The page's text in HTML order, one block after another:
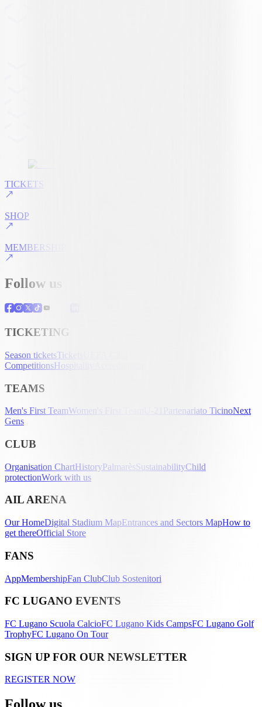
TICKETS
SHOP
MEMBERSHIP
Follow us
TICKETING
Season ticketsTickets
CompetitionsHospitality
TEAMS
Men's First TeamWomen's First Team Partenariato TicinoNext
Gens
CLUB
Organisation ChartHistoryPalmarèsSustainabilityChild
protectionWork with us
AIL ARENA
Our HomeDigital Stadium MapEntrances and Sectors MapHow to
get thereOfficial Store
FANS
AppMembershipFan ClubClub Sostenitori
FC LUGANO EVENTS
FC Lugano Scuola CalcioFC Lugano Kids CampsFC Lugano Golf
TrophyFC Lugano On Tour
SIGN UP FOR OUR NEWSLETTER
REGISTER NOW